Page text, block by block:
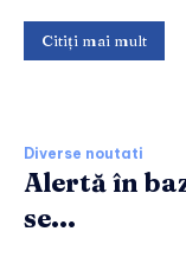
Citiți mai mult
Diverse noutati
Alertă în
se...